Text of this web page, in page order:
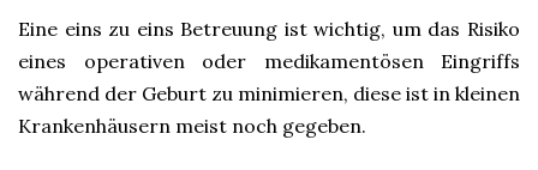
Eine eins zu eins Betreuung ist wichtig, um das Risiko
eines operativen oder medikamentösen Eingriffs
während der Geburt zu minimieren, diese ist in kleinen
Krankenhäusern meist noch gegeben.